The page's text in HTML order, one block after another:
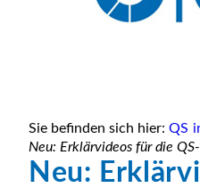
Sie befinden sich hier: QS
Neu: Erklärvideos für die
Neu: